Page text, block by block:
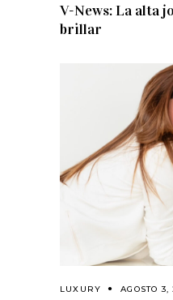
V-News: La alta
brillar
LUXURY AGOSTO 3,